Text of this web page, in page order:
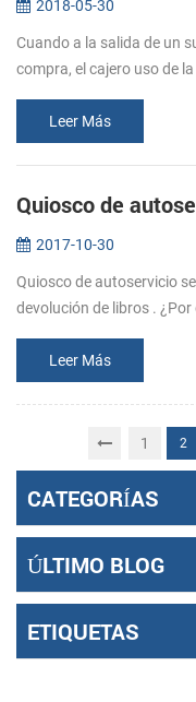
2018-05-30
Cuando a la salida de un
compra, el cajero uso de
Este...Leer Más
2017-10-30
Quiosco de autoservicio
devolución de libros .
Leer Más
1 2
CATEGORÍAS
ÚLTIMO BLOG
ETIQUETAS